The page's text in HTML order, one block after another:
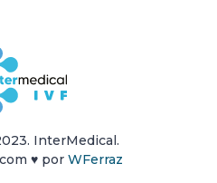
♥ por WFerraz
InterMedical.